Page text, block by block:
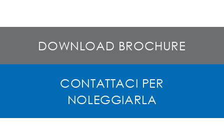
DOWNLOAD BROCHURE
CONTATTACI PER
NOLEGGIARLA